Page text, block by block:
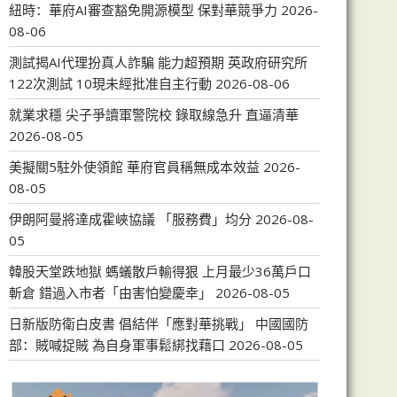
紐時：華府AI審查豁免開源模型 保對華競爭力 2026-
08-06
測試揭AI代理扮真人詐騙 能力超預期 英政府研究所
122次測試 10現未經批准自主行動 2026-08-06
就業求穩 尖子爭讀軍警院校 錄取線急升 直逼清華
2026-08-05
美擬關5駐外使領館 華府官員稱無成本效益 2026-
08-05
伊朗阿曼將達成霍峽協議 「服務費」均分 2026-08-
05
韓股天堂跌地獄 螞蟻散戶輸得狠 上月最少36萬戶口
斬倉 錯過入市者「由害怕變慶幸」
2026-08-05
日新版防衛白皮書 倡結伴「應對華挑戰」 中國國防
部：賊喊捉賊 為自身軍事鬆綁找藉口 2026-08-05